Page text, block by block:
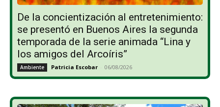
De la concientización al entretenimiento:
se presentó en Buenos Aires la segunda
temporada de la serie animada “Lina y
los amigos del Arcoíris”
Ambiente Patricia Escobar - 06/08/2026